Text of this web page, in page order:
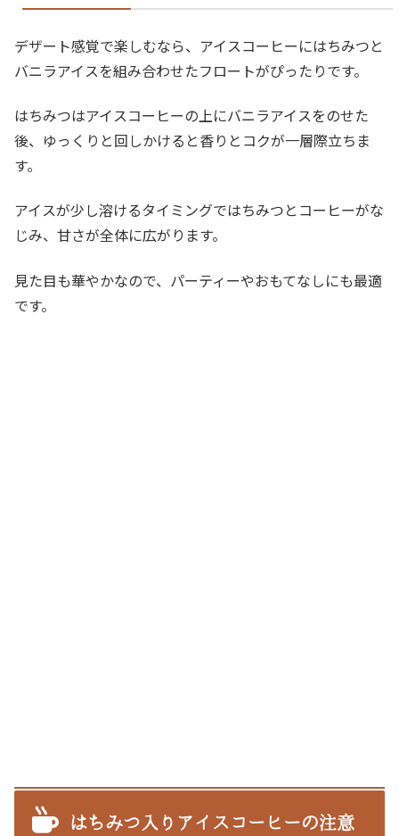
デザート感覚で楽しむなら、アイスコーヒーにはちみつと
バニラアイスを組み合わせたフロートがぴったりです。
はちみつはアイスコーヒーの上にバニラアイスをのせた
後、ゆっくりと回しかけると香りとコクが一層際立ちま
す。
アイスが少し溶けるタイミングではちみつとコーヒーがな
じみ、甘さが全体に広がります。
見た目も華やかなので、パーティーやおもてなしにも最適
です。
はちみつ入りアイスコーヒーの注意